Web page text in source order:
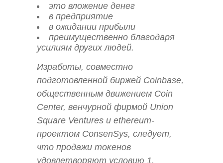
это вложение денег
в предприятие
в ожидании прибыли
преимущественно благодаря
усилиям других людей.
Изработы, совместно
подготовленной биржей Coinbase,
общественным движением Coin
Center, венчурной фирмой Union
Square Ventures и ethereum-
проектом ConsenSys, следует,
что продажи токенов
удовлетворяют условию 1.